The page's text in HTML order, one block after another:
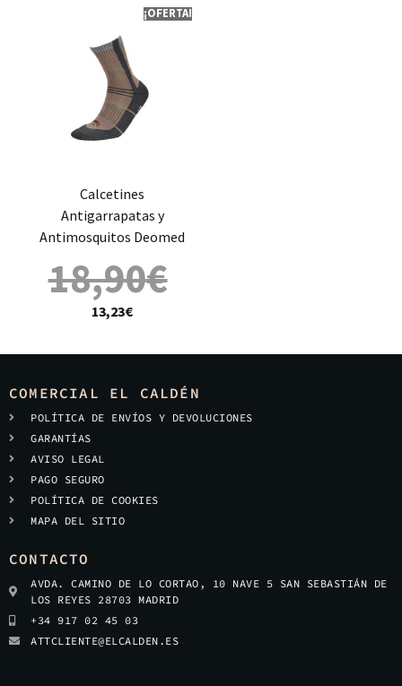
¡OFERTA!
Calcetines
Antigarrapatas y
Antimosquitos Deomed
18,90€
13,23€
COMERCIAL EL CALDÉN
POLÍTICA DE ENVÍOS Y DEVOLUCIONES
GARANTÍAS
AVISO LEGAL
PAGO SEGURO
POLÍTICA DE COOKIES
MAPA DEL SITIO
CONTACTO
AVDA. CAMINO DE LO CORTAO, 10 NAVE 5 SAN SEBASTIÁN DE
LOS REYES 28703 MADRID
+34 917 02 45 03
ATTCLIENTE@ELCALDEN.ES